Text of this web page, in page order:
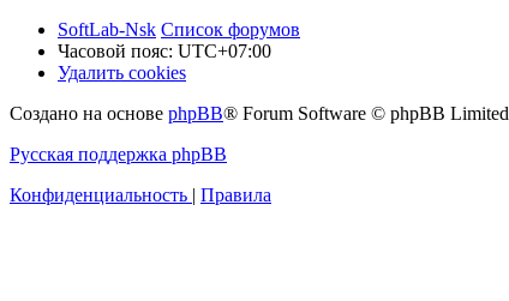
SoftLab-Nsk Список форумов
Часовой пояс: UTC+07:00
Удалить cookies
Создано на основе phpBB® Forum Software © phpBB Limited
Русская поддержка phpBB
Конфиденциальность | Правила